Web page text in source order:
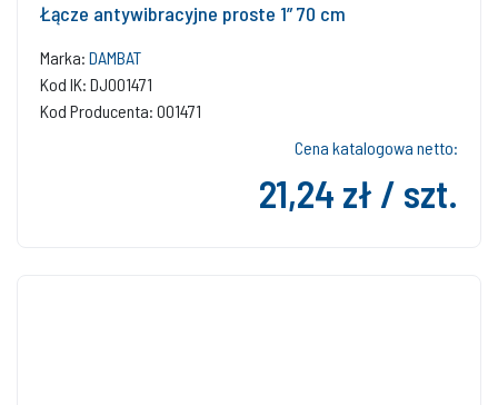
Łącze antywibracyjne proste 1” 70 cm
Marka: DAMBAT
Kod IK: DJ001471
Kod Producenta: 001471
Cena katalogowa netto:
21,24 zł / szt.